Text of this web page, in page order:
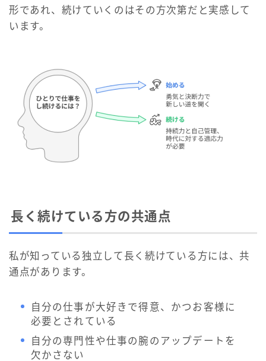
形であれ、続けていくのはその方次第だと実感して
います。
長く続けている方の共通点
私が知っている独立して長く続けている方には、共
通点があります。
自分の仕事が大好きで得意、かつお客様に
必要とされている
自分の専門性や仕事の腕のアップデートを
欠かさない